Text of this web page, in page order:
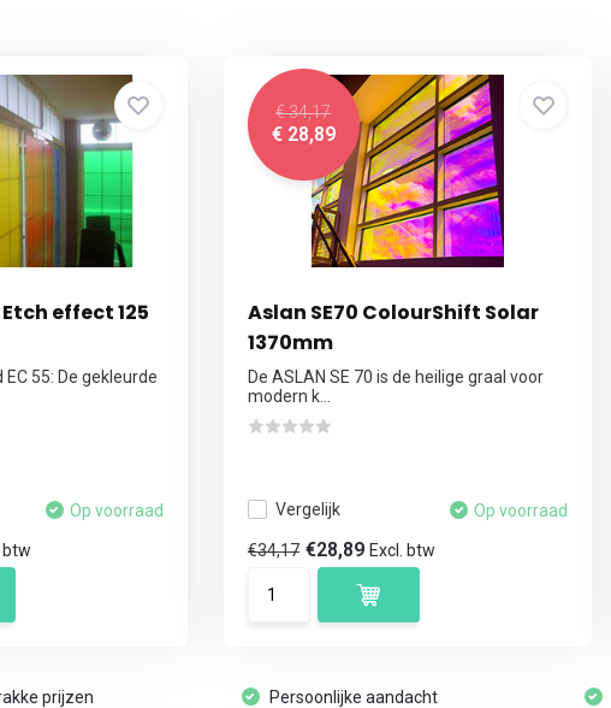
effect 125
55: De gekleurde
Op voorraad
btw
€ 34,17
€ 28,89
Aslan SE70 ColourShift Solar
1370mm
De ASLAN SE 70 is de heilige graal voor
modern k...
Vergelijk Op voorraad
€34,17 €28,89 Excl. btw
prijzen Persoonlijke aandacht